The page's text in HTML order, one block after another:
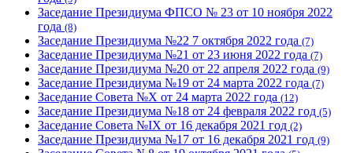
Заседание Президиума ФПСО № 23 от 10 ноября 2022
года (8)
Заседание Президиума №22 7 октября 2022 года (7)
Заседание Президиума №21 от 23 июня 2022 года (7)
Заседание Президиума №20 от 22 апреля 2022 года (9)
Заседание Президиума №19 от 24 марта 2022 года (7)
Заседание Совета №X от 24 марта 2022 года (12)
Заседание Президиума №18 от 24 февраля 2022 год (5)
Заседание Совета №IX от 16 декабря 2021 год (2)
Заседание Президиума №17 от 16 декабря 2021 год (9)